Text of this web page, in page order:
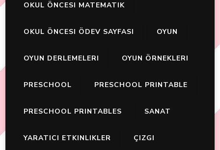
OKUL ÖNCESI MATEMATIK
OKUL ÖNCESI ÖDEV SAYFASI OYUN
OYUN DERLEMELERI OYUN ÖRNEKLERI
PRESCHOOL PRESCHOOL PRINTABLE
PRESCHOOL PRINTABLES SANAT
YARATICI ETKINLIKLER ÇIZGI